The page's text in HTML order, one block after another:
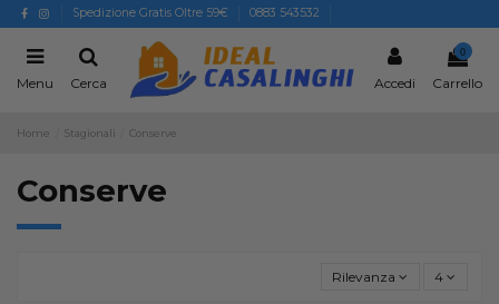
Spedizione Gratis Oltre 59€ 0883 543532
Menu Cerca Accedi
0
Carrello
Home Stagionali Conserve
Conserve
Rilevanza 4